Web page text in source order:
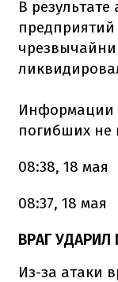
В
Информации
погибших не
08:38, 18 мая
08:37, 18 мая
ВРАГ
Из-за атаки